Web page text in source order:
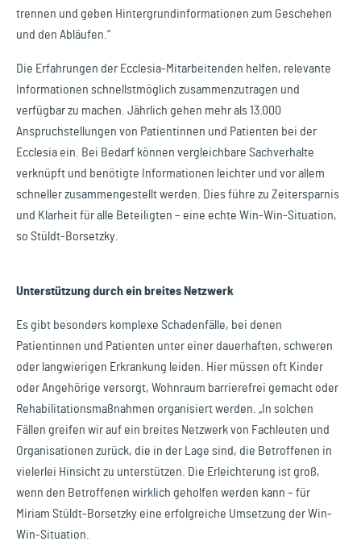
trennen und geben Hintergrundinformationen zum Geschehen
und den Abläufen.“
Die Erfahrungen der Ecclesia-Mitarbeitenden helfen, relevante
Informationen schnellstmöglich zusammenzutragen und
verfügbar zu machen. Jährlich gehen mehr als 13.000
Anspruchstellungen von Patientinnen und Patienten bei der
Ecclesia ein. Bei Bedarf können vergleichbare Sachverhalte
verknüpft und benötigte Informationen leichter und vor allem
schneller zusammengestellt werden. Dies führe zu Zeitersparnis
und Klarheit für alle Beteiligten – eine echte Win-Win-Situation,
so Stüldt-Borsetzky.
Unterstützung durch ein breites Netzwerk
Es gibt besonders komplexe Schadenfälle, bei denen
Patientinnen und Patienten unter einer dauerhaften, schweren
oder langwierigen Erkrankung leiden. Hier müssen oft Kinder
oder Angehörige versorgt, Wohnraum barrierefrei gemacht oder
Rehabilitationsmaßnahmen organisiert werden. „In solchen
Fällen greifen wir auf ein breites Netzwerk von Fachleuten und
Organisationen zurück, die in der Lage sind, die Betroffenen in
vielerlei Hinsicht zu unterstützen. Die Erleichterung ist groß,
wenn den Betroffenen wirklich geholfen werden kann – für
Miriam Stüldt-Borsetzky eine erfolgreiche Umsetzung der Win-
Win-Situation.